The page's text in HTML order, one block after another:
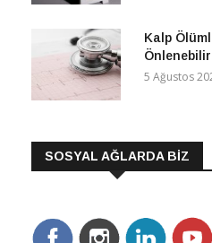
Kalp
5 Ağustos
SOSYAL AĞLARDA BİZ